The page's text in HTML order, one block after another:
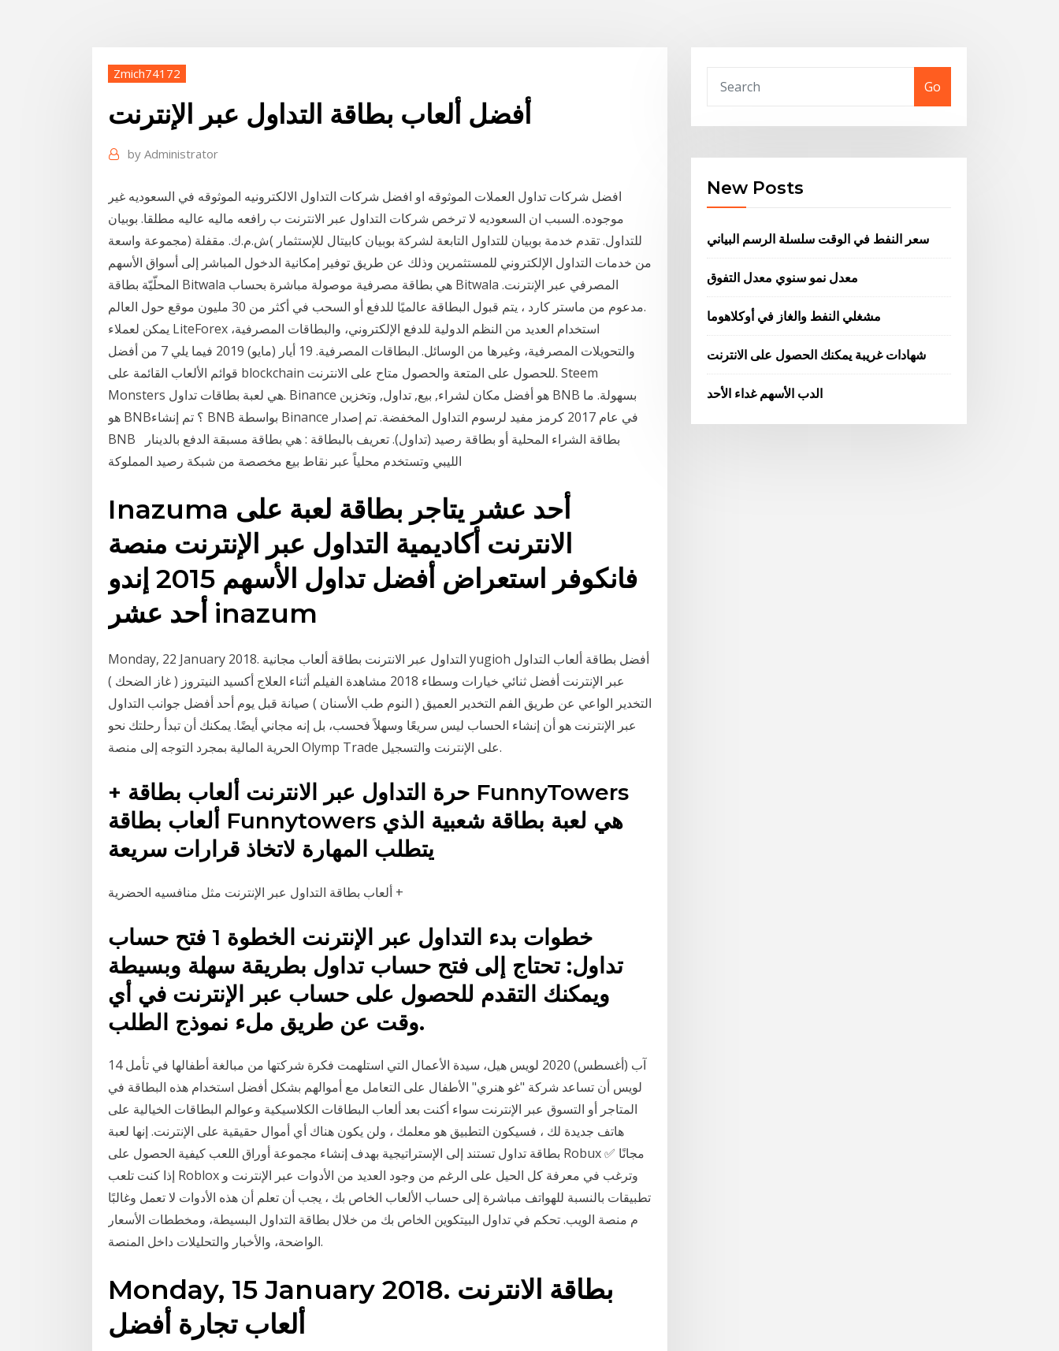
Zmich74172
أفضل ألعاب بطاقة التداول عبر الإنترنت
by Administrator
افضل شركات تداول العملات الموثوقه او افضل شركات التداول الالكترونيه الموثوقه في السعوديه غير
موجوده. السبب ان السعوديه لا ترخص شركات التداول عبر الانترنت ب رافعه ماليه عاليه مطلقا. بوبيان
للتداول. تقدم خدمة بوبيان للتداول التابعة لشركة بوبيان كابيتال للإستثمار )ش.م.ك. مقفلة (مجموعة واسعة
من خدمات التداول الإلكتروني للمستثمرين وذلك عن طريق توفير إمكانية الدخول المباشر إلى أسواق الأسهم
المحلّيّة بطاقة Bitwala هي بطاقة مصرفية موصولة مباشرة بحساب Bitwala المصرفي عبر الإنترنت.
مدعوم من ماستر كارد ، يتم قبول البطاقة عالميًا للدفع أو السحب في أكثر من 30 مليون موقع حول العالم.
يمكن لعملاء LiteForex استخدام العديد من النظم الدولية للدفع الإلكتروني، والبطاقات المصرفية،
والتحويلات المصرفية، وغيرها من الوسائل. البطاقات المصرفية. 19 أيار (مايو) 2019 فيما يلي 7 من أفضل
قوائم الألعاب القائمة على blockchain للحصول على المتعة والحصول متاح على الانترنت. Steem
Monsters هي لعبة بطاقات تداول. Binance هو أفضل مكان لشراء, بيع, تداول, وتخزين BNB بسهولة. ما
هو BNB؟ تم إنشاء BNB بواسطة Binance في عام 2017 كرمز مفيد لرسوم التداول المخفضة. تم إصدار
BNB بطاقة الشراء المحلية أو بطاقة رصيد (تداول). تعريف بالبطاقة : هي بطاقة مسبقة الدفع بالدينار
Inazuma أحد عشر يتاجر بطاقة لعبة على
الانترنت أكاديمية التداول عبر الإنترنت منصة
فانكوفر استعراض أفضل تداول الأسهم 2015 إندو
أحد عشر inazum
Monday, 22 January 2018. التداول عبر الانترنت بطاقة ألعاب مجانية yugioh أفضل بطاقة ألعاب التداول
عبر الإنترنت أفضل ثنائي خيارات وسطاء 2018 مشاهدة الفيلم أثناء العلاج أكسيد النيتروز ( غاز الضحك )
التخدير الواعي عن طريق الفم التخدير العميق ( النوم طب الأسنان ) صيانة قبل يوم أحد أفضل جوانب التداول
عبر الإنترنت هو أن إنشاء الحساب ليس سريعًا وسهلاً فحسب، بل إنه مجاني أيضًا. يمكنك أن تبدأ رحلتك نحو
الحرية المالية بمجرد التوجه إلى منصة Olymp Trade على الإنترنت والتسجيل.
+ حرة التداول عبر الانترنت ألعاب بطاقة FunnyTowers
ألعاب بطاقة Funnytowers هي لعبة بطاقة شعبية الذي
يتطلب المهارة لاتخاذ قرارات سريعة
ألعاب بطاقة التداول عبر الإنترنت مثل منافسيه الحضرية +
خطوات بدء التداول عبر الإنترنت الخطوة 1 فتح حساب
تداول: تحتاج إلى فتح حساب تداول بطريقة سهلة وبسيطة
ويمكنك التقدم للحصول على حساب عبر الإنترنت في أي
وقت عن طريق ملء نموذج الطلب.
14 آب (أغسطس) 2020 لويس هيل، سيدة الأعمال التي استلهمت فكرة شركتها من مبالغة أطفالها في تأمل
لويس أن تساعد شركة "غو هنري" الأطفال على التعامل مع أموالهم بشكل أفضل استخدام هذه البطاقة في
المتاجر أو التسوق عبر الإنترنت سواء أكنت بعد ألعاب البطاقات الكلاسيكية وعوالم البطاقات الخيالية على
هاتف جديدة لك ، فسيكون التطبيق هو معلمك ، ولن يكون هناك أي أموال حقيقية على الإنترنت. إنها لعبة
بطاقة تداول تستند إلى الإستراتيجية بهدف إنشاء مجموعة أوراق اللعب كيفية الحصول على Robux مجانًا ✅
إذا كنت تلعب Roblox وترغب في معرفة كل الحيل على الرغم من وجود العديد من الأدوات عبر الإنترنت و
تطبيقات بالنسبة للهواتف مباشرة إلى حساب الألعاب الخاص بك ، يجب أن تعلم أن هذه الأدوات لا تعمل وغالبًا
م منصة الويب. تحكم في تداول البيتكوين الخاص بك من خلال بطاقة التداول البسيطة، ومخططات الأسعار
الواضحة، والأخبار والتحليلات داخل المنصة.
Monday, 15 January 2018. بطاقة الانترنت
ألعاب تجارة أفضل
Go
New Posts
سعر النفط في الوقت سلسلة الرسم البياني
معدل نمو سنوي معدل التفوق
مشغلي النفط والغاز في أوكلاهوما
شهادات غريبة يمكنك الحصول على الانترنت
الدب الأسهم غداء الأحد